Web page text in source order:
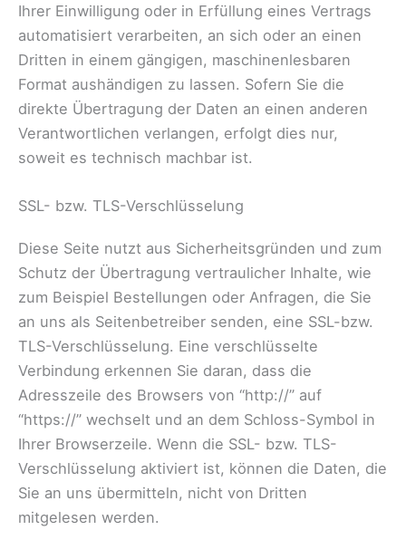
Ihrer Einwilligung oder in Erfüllung eines Vertrags
automatisiert verarbeiten, an sich oder an einen
Dritten in einem gängigen, maschinenlesbaren
Format aushändigen zu lassen. Sofern Sie die
direkte Übertragung der Daten an einen anderen
Verantwortlichen verlangen, erfolgt dies nur,
soweit es technisch machbar ist.
SSL- bzw. TLS-Verschlüsselung
Diese Seite nutzt aus Sicherheitsgründen und zum
Schutz der Übertragung vertraulicher Inhalte, wie
zum Beispiel Bestellungen oder Anfragen, die Sie
an uns als Seitenbetreiber senden, eine SSL-bzw.
TLS-Verschlüsselung. Eine verschlüsselte
Verbindung erkennen Sie daran, dass die
Adresszeile des Browsers von “http://” auf
“https://” wechselt und an dem Schloss-Symbol in
Ihrer Browserzeile. Wenn die SSL- bzw. TLS-
Verschlüsselung aktiviert ist, können die Daten, die
Sie an uns übermitteln, nicht von Dritten
mitgelesen werden.